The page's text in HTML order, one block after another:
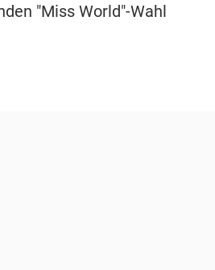
"Miss World"-Wahl